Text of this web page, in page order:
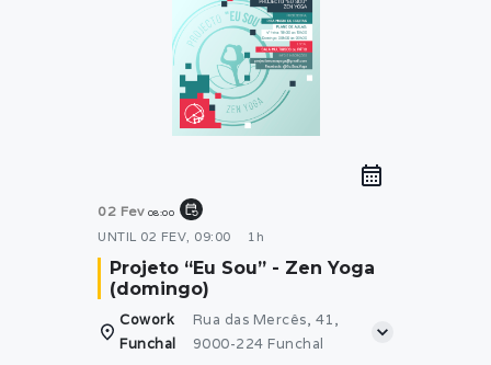
EXTRAS
COWORKERS
EVENTOS
02 Fev 08:00 event_repeat
UNTIL 02 FEV, 09:00 1h
Projeto “Eu Sou” - Zen Yoga
(domingo)
Cowork
Funchal
Rua das Mercês, 41,
9000-224 Funchal